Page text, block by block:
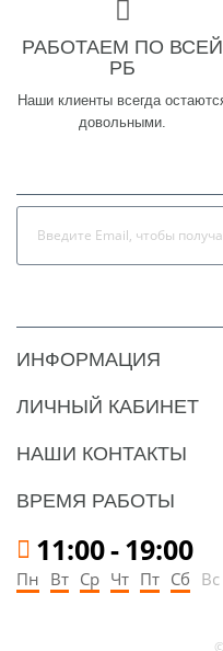
РАБОТАЕМ ПО ВСЕЙ
РБ
Наши клиенты всегда
довольными.
ИНФОРМАЦИЯ
ЛИЧНЫЙ КАБИНЕТ
НАШИ КОНТАКТЫ
ВРЕМЯ РАБОТЫ
11:00-19:00
Пн Вт Ср Чт Пт Сб Вс